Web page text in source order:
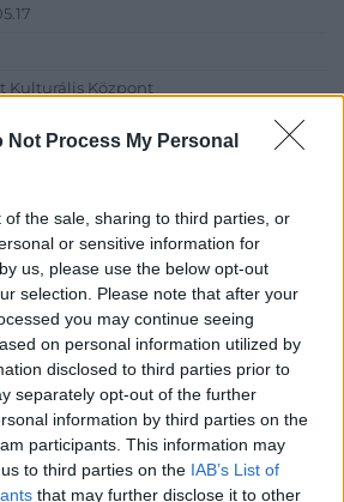
Not Process My Personal
of the sale, sharing to third parties, or
or sensitive information for
us, please use the below opt-out
selection. Please note that after your
you may continue seeing
on personal information utilized by
disclosed to third parties prior to
separately opt-out of the further
information by third parties on the
participants. This information may
to third parties on the IAB’s List of
that may further disclose it to other
Kulturális Központ
Eladó:BÁV ART Aukciósház és
Galéria
Cím: BÁV ZRt.
1027 Budapest, Csalogány u.
23-33.
Telefon: (06 1) 331 0513
Weboldal: http://bav-art.hu
legnagyobb múltú, 240 esztendeje
magyar vállalkozásaként a BÁV ZRt.